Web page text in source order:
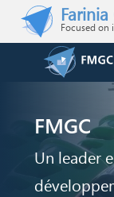
Skip to main
Focused on
FMGC
Un leader